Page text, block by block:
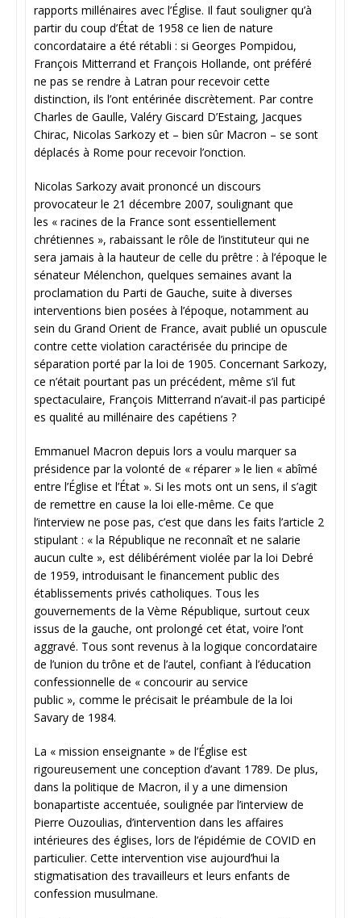
rapports millénaires avec l’Église. Il faut souligner qu’à
partir du coup d’État de 1958 ce lien de nature
concordataire a été rétabli : si Georges Pompidou,
François Mitterrand et François Hollande, ont préféré
ne pas se rendre à Latran pour recevoir cette
distinction, ils l’ont entérinée discrètement. Par contre
Charles de Gaulle, Valéry Giscard D’Estaing, Jacques
Chirac, Nicolas Sarkozy et – bien sûr Macron – se sont
déplacés à Rome pour recevoir l’onction.
Nicolas Sarkozy avait prononcé un discours
provocateur le 21 décembre 2007, soulignant que
les « racines de la France sont essentiellement
chrétiennes », rabaissant le rôle de l’instituteur qui ne
sera jamais à la hauteur de celle du prêtre : à l’époque le
sénateur Mélenchon, quelques semaines avant la
proclamation du Parti de Gauche, suite à diverses
interventions bien posées à l’époque, notamment au
sein du Grand Orient de France, avait publié un opuscule
contre cette violation caractérisée du principe de
séparation porté par la loi de 1905. Concernant Sarkozy,
ce n’était pourtant pas un précédent, même s’il fut
spectaculaire, François Mitterrand n’avait-il pas participé
es qualité au millénaire des capétiens ?
Emmanuel Macron depuis lors a voulu marquer sa
présidence par la volonté de « réparer » le lien « abîmé
entre l’Église et l’État ». Si les mots ont un sens, il s’agit
de remettre en cause la loi elle-même. Ce que
l’interview ne pose pas, c’est que dans les faits l’article 2
stipulant : « la République ne reconnaît et ne salarie
aucun culte », est délibérément violée par la loi Debré
de 1959, introduisant le financement public des
établissements privés catholiques. Tous les
gouvernements de la Vème République, surtout ceux
issus de la gauche, ont prolongé cet état, voire l’ont
aggravé. Tous sont revenus à la logique concordataire
de l’union du trône et de l’autel, confiant à l’éducation
confessionnelle de « concourir au service
public », comme le précisait le préambule de la loi
Savary de 1984.
La « mission enseignante » de l’Église est
rigoureusement une conception d’avant 1789. De plus,
dans la politique de Macron, il y a une dimension
bonapartiste accentuée, soulignée par l’interview de
Pierre Ouzoulias, d’intervention dans les affaires
intérieures des églises, lors de l’épidémie de COVID en
particulier. Cette intervention vise aujourd’hui la
stigmatisation des travailleurs et leurs enfants de
confession musulmane.